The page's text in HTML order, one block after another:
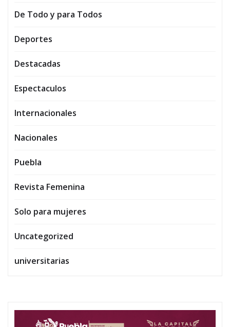
De Todo y para Todos
Deportes
Destacadas
Espectaculos
Internacionales
Nacionales
Puebla
Revista Femenina
Solo para mujeres
Uncategorized
universitarias